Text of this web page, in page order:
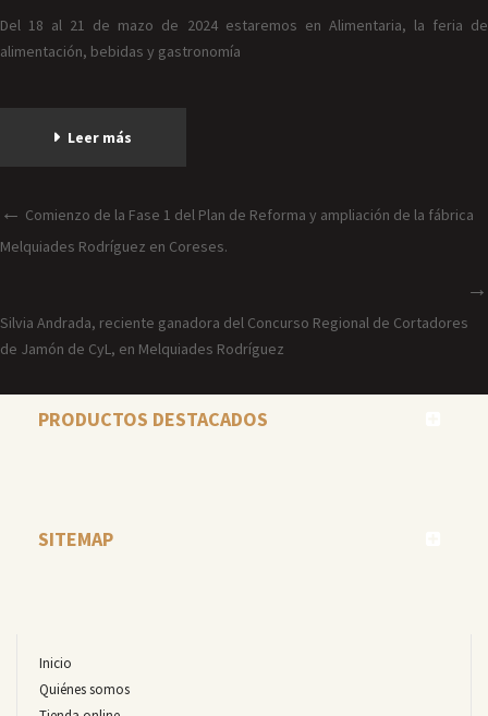
Del 18 al 21 de mazo de 2024 estaremos en Alimentaria, la feria de
alimentación, bebidas y gastronomía
Leer más
Comienzo de la Fase 1 del Plan de Reforma y ampliación de la fábrica
Melquiades Rodríguez en Coreses.
Silvia Andrada, reciente ganadora del Concurso Regional de Cortadores
de Jamón de CyL, en Melquiades Rodríguez
PRODUCTOS DESTACADOS
SITEMAP
Inicio
Quiénes somos